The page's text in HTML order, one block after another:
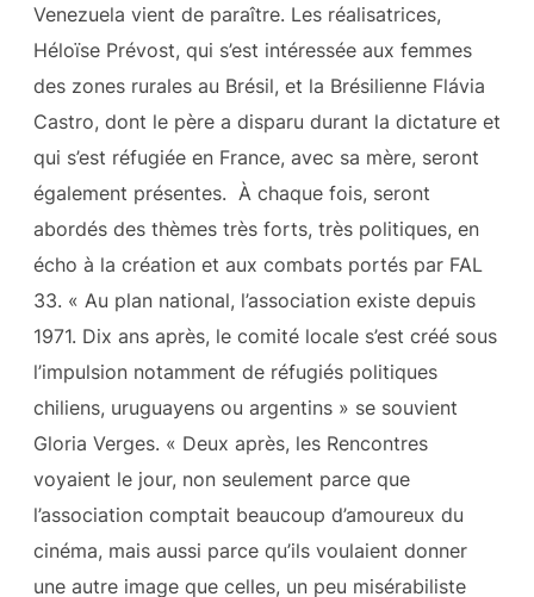
Venezuela vient de paraître. Les réalisatrices,
Héloïse Prévost, qui s’est intéressée aux femmes
des zones rurales au Brésil, et la Brésilienne Flávia
Castro, dont le père a disparu durant la dictature et
qui s’est réfugiée en France, avec sa mère, seront
également présentes. À chaque fois, seront
abordés des thèmes très forts, très politiques, en
écho à la création et aux combats portés par FAL
33. « Au plan national, l’association existe depuis
1971. Dix ans après, le comité locale s’est créé sous
l’impulsion notamment de réfugiés politiques
chiliens, uruguayens ou argentins » se souvient
Gloria Verges. « Deux après, les Rencontres
voyaient le jour, non seulement parce que
l’association comptait beaucoup d’amoureux du
cinéma, mais aussi parce qu’ils voulaient donner
une autre image que celles, un peu misérabiliste